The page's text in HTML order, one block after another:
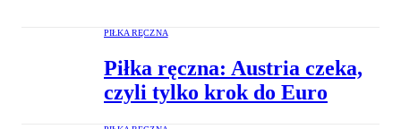
PIŁKA RĘCZNA
Piłka ręczna: Austria czeka,
czyli tylko krok do Euro